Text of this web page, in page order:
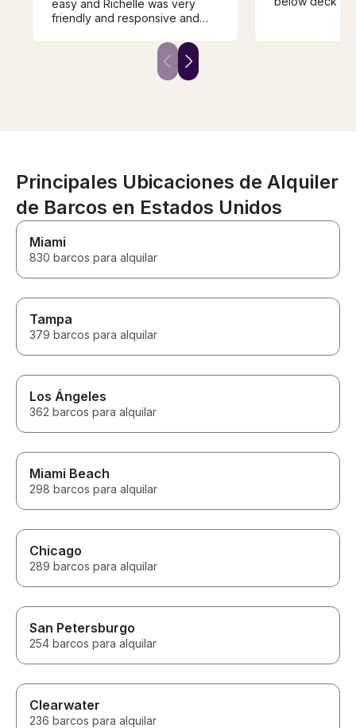
easy and Richelle was very
friendly and responsive and
Boat was in location on time
and fully prepped to go.
Captain Able was a perfect
the front of
from running
making sure
"hydrated"! The captain took
great care of
the different
professional
a boat day
Principales Ubicaciones de Alquiler
de Barcos en Estados Unidos
Miami
830 barcos para alquilar
Tampa
379 barcos para alquilar
Los Ángeles
362 barcos para alquilar
Miami Beach
298 barcos para alquilar
Chicago
289 barcos para alquilar
San Petersburgo
254 barcos para alquilar
Clearwater
236 barcos para alquilar